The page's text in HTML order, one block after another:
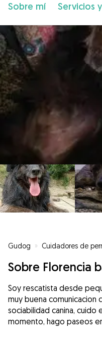
Sobre mí Servicios
Gudog » Cuidadores de
Sobre Florencia
Soy rescatista desde
muy buena comunicacion
sociabilidad canina, cuido
momento, hago paseos